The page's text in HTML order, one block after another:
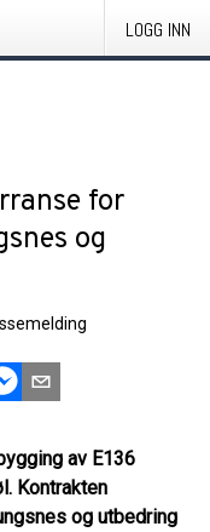
LOGG INN
for
og
av E136
Kontrakten
og utbedring